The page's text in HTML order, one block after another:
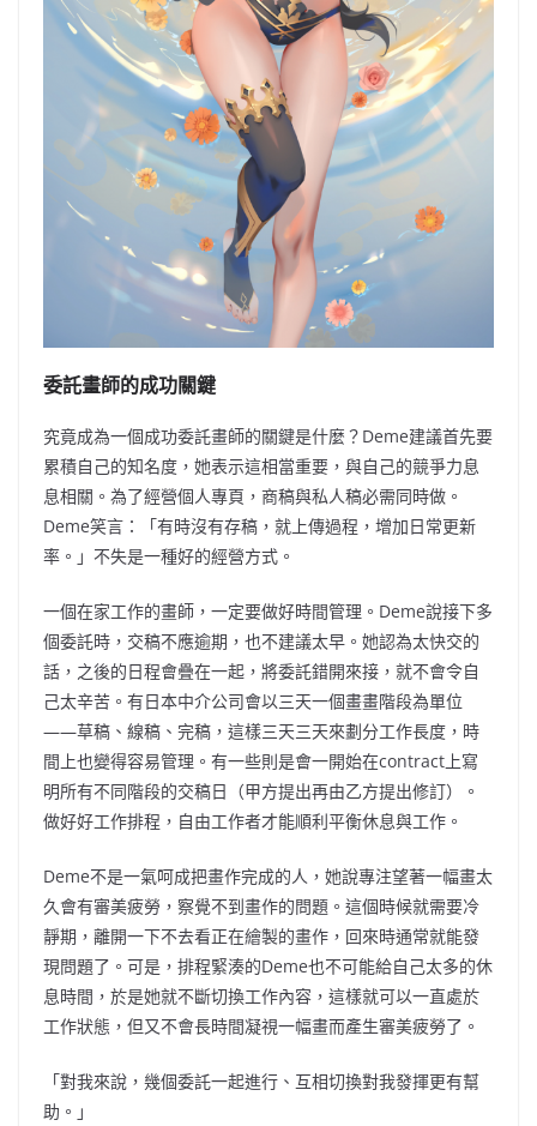
委託畫師的成功關鍵
究竟成為一個成功委託畫師的關鍵是什麼？Deme建議首先要
累積自己的知名度，她表示這相當重要，與自己的競爭力息
息相關。為了經營個人專頁，商稿與私人稿必需同時做。
Deme笑言：「有時沒有存稿，就上傳過程，增加日常更新
率。」不失是一種好的經營方式。
一個在家工作的畫師，一定要做好時間管理。Deme說接下多
個委託時，交稿不應逾期，也不建議太早。她認為太快交的
話，之後的日程會疊在一起，將委託錯開來接，就不會令自
己太辛苦。有日本中介公司會以三天一個畫畫階段為單位
——草稿、線稿、完稿，這樣三天三天來劃分工作長度，時
間上也變得容易管理。有一些則是會一開始在contract上寫
明所有不同階段的交稿日（甲方提出再由乙方提出修訂）。
做好好工作排程，自由工作者才能順利平衡休息與工作。
Deme不是一氣呵成把畫作完成的人，她說專注望著一幅畫太
久會有審美疲勞，察覺不到畫作的問題。這個時候就需要冷
靜期，離開一下不去看正在繪製的畫作，回來時通常就能發
現問題了。可是，排程緊湊的Deme也不可能給自己太多的休
息時間，於是她就不斷切換工作內容，這樣就可以一直處於
工作狀態，但又不會長時間凝視一幅畫而產生審美疲勞了。
「對我來說，幾個委託一起進行 、 互相切換對我發揮更有幫
助。」